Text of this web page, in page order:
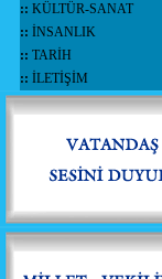
:: KÜLTÜR-SANAT
:: İNSANLIK
:: TARİH
:: İLETİŞİM